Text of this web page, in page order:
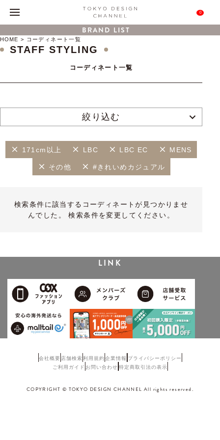
0
BRAND LIST
HOME コーディネート一覧
STAFF STYLING
コーディネート一覧
絞り込む
171cm以上 LBC LBC EC MENS
その他 #きれいめカジュアル
検索条件に該当するコーディネートが見つかりませ
んでした。 検索条件を変更してください。
LINK
会社概要 店舗検索利用規約企業情報 プライバシーポリシー
ご利用ガイド お問い合わせ 特定商取引法の表示
COPYRIGHT © TOKYO DESIGN CHANNEL All rights reserved.